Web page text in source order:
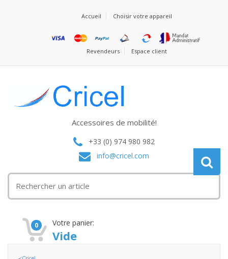
Accueil Choisir votre appareil
Revendeurs Espace client
Accessoires de mobilité!
+33 (0) 974 980 982
info@cricel.com
0 Votre panier:
Vide